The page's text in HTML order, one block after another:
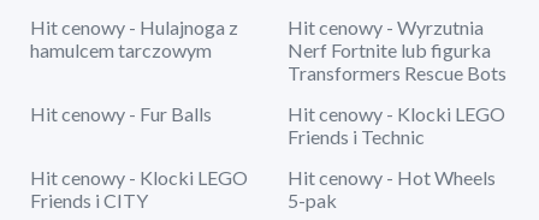
Hit cenowy - Hulajnoga z
hamulcem tarczowym
Hit cenowy - Wyrzutnia
Nerf Fortnite lub figurka
Transformers Rescue Bots
Hit cenowy - Fur Balls
Hit cenowy - Klocki LEGO
Friends i Technic
Hit cenowy - Klocki LEGO
Friends i CITY
Hit cenowy - Hot Wheels
5-pak